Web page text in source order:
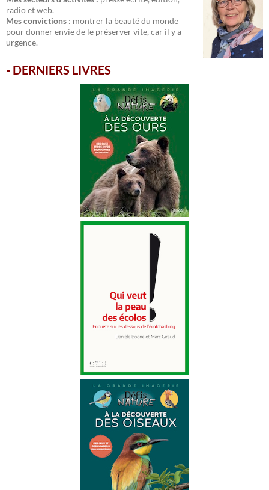
radio et web.
Mes convictions : montrer la beauté du monde
pour donner envie de le préserver vite, car il y a
urgence.
- DERNIERS LIVRES